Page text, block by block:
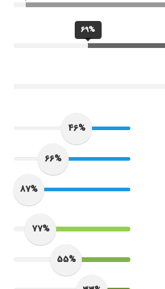
69%
46%
66%
87%
77%
55%